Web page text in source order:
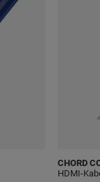
CHORD
HDMI-